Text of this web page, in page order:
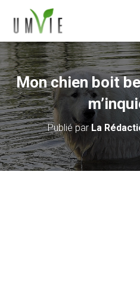
Mon chien boit
Publié parLa